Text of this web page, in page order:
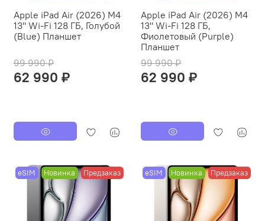
Apple iPad Air (2026) M4
13" Wi-Fi 128 ГБ, Голубой
(Blue) Планшет
99 990 ₽
62 990 ₽
Apple iPad Air (2026) M4
13" Wi-Fi 128 ГБ,
Фиолетовый (Purple)
Планшет
99 990 ₽
62 990 ₽
eSIM Новинка Предзаказ eSIM Новинка Предзаказ